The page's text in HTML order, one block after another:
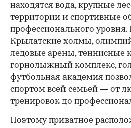
находятся вода, крупные
территории и спортивные
профессионального уровня.
Крылатские холмы,
ледовые арены, теннисные
горнолыжный комплекс,
футбольная академия
спортом всей семьей — от
тренировок до
Поэтому приватное